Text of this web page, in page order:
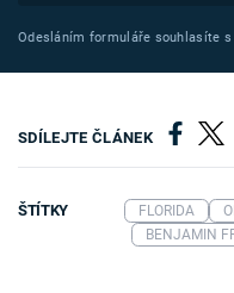
Odesláním formuláře souhlasíte
SDÍLEJTE ČLÁNEK
ŠTÍTKY FLORIDA
BENJAMIN